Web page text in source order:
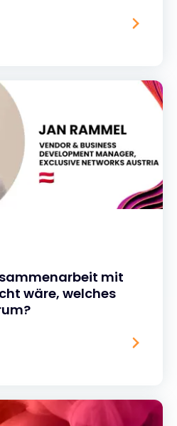
mit
wäre, welches